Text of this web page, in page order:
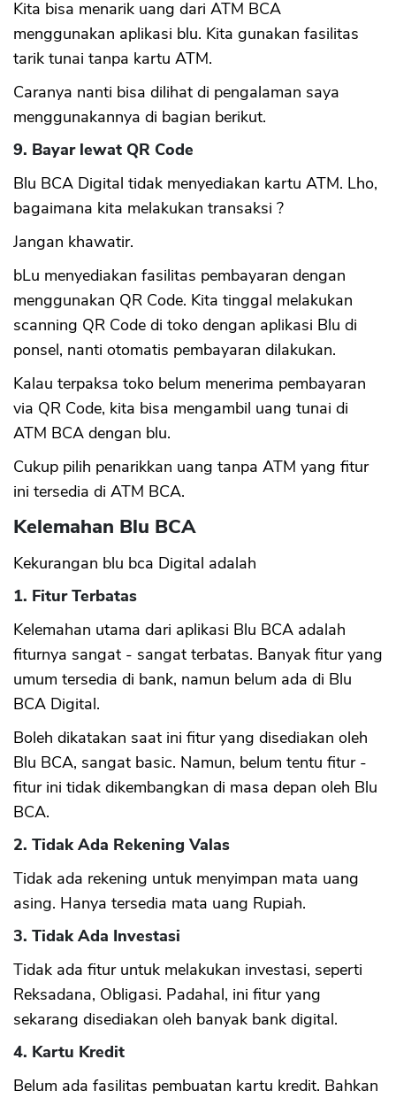
Kita bisa menarik uang dari ATM BCA
menggunakan aplikasi blu. Kita gunakan fasilitas
tarik tunai tanpa kartu ATM.
Caranya nanti bisa dilihat di pengalaman saya
menggunakannya di bagian berikut.
9. Bayar lewat QR Code
Blu BCA Digital tidak menyediakan kartu ATM. Lho,
bagaimana kita melakukan transaksi ?
Jangan khawatir.
bLu menyediakan fasilitas pembayaran dengan
menggunakan QR Code. Kita tinggal melakukan
scanning QR Code di toko dengan aplikasi Blu di
ponsel, nanti otomatis pembayaran dilakukan.
Kalau terpaksa toko belum menerima pembayaran
via QR Code, kita bisa mengambil uang tunai di
ATM BCA dengan blu.
Cukup pilih penarikkan uang tanpa ATM yang fitur
ini tersedia di ATM BCA.
Kelemahan Blu BCA
Kekurangan blu bca Digital adalah
1. Fitur Terbatas
Kelemahan utama dari aplikasi Blu BCA adalah
fiturnya sangat - sangat terbatas. Banyak fitur yang
umum tersedia di bank, namun belum ada di Blu
BCA Digital.
Boleh dikatakan saat ini fitur yang disediakan oleh
Blu BCA, sangat basic. Namun, belum tentu fitur -
fitur ini tidak dikembangkan di masa depan oleh Blu
BCA.
2. Tidak Ada Rekening Valas
Tidak ada rekening untuk menyimpan mata uang
asing. Hanya tersedia mata uang Rupiah.
3. Tidak Ada Investasi
Tidak ada fitur untuk melakukan investasi, seperti
Reksadana, Obligasi. Padahal, ini fitur yang
sekarang disediakan oleh banyak bank digital.
4. Kartu Kredit
Belum ada fasilitas pembuatan kartu kredit. Bahkan